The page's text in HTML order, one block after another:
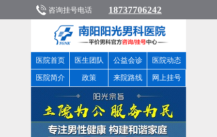
咨询挂号电话 18737706242
医院首页 医生团队 公益会诊 医院动态
医院简介 政策 来院路线 网上挂号